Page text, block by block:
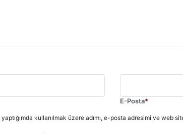
E-Posta*
kullanılmak üzere adımı, e-posta adresimi ve web